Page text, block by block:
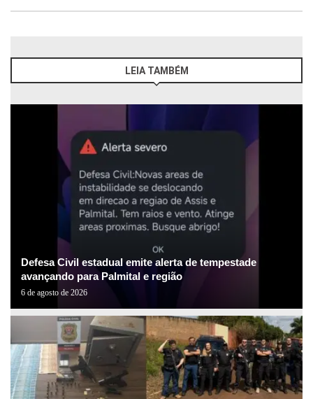
LEIA TAMBÉM
Defesa Civil estadual emite alerta de tempestade
avançando para Palmital e região
6 de agosto de 2026